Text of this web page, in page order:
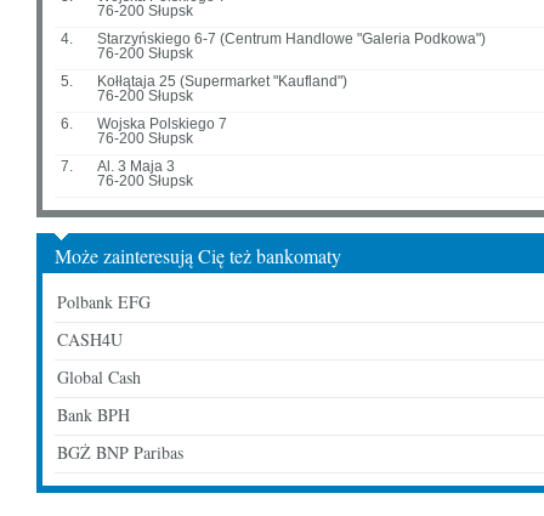
76-200 Słupsk
4.
Starzyńskiego 6-7 (Centrum Handlowe "Galeria Podkowa")
76-200 Słupsk
5.
Kołłątaja 25 (Supermarket "Kaufland")
76-200 Słupsk
6.
Wojska Polskiego 7
76-200 Słupsk
7.
Al. 3 Maja 3
76-200 Słupsk
Może zainteresują Cię też bankomaty
Polbank EFG
CASH4U
Global Cash
Bank BPH
BGŻ BNP Paribas